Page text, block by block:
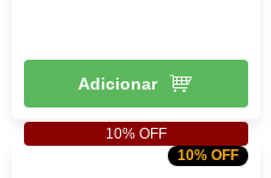
Adicionar
10% OFF
10% OFF